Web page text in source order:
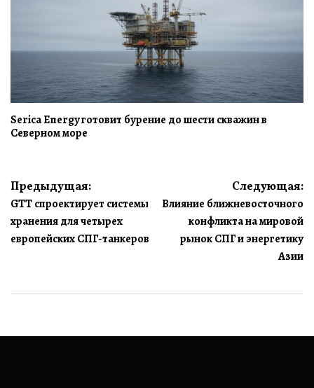
Serica Energy готовит бурение до шести скважин в
Северном море
Навигация
по
записям
Предыдущая:
GTT спроектирует системы
хранения для четырех
европейских СПГ-танкеров
Следующая:
Влияние ближневосточного
конфликта на мировой
рынок СПГ и энергетику
Азии